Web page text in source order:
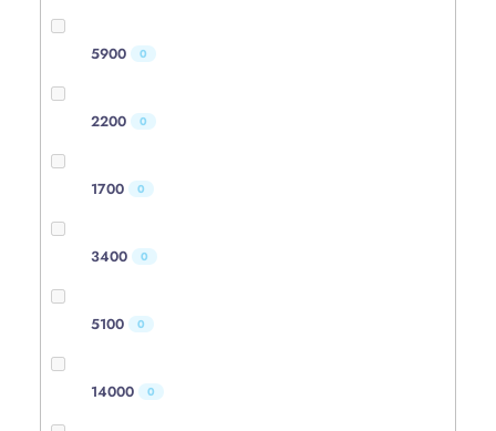
5900 0
2200 0
1700 0
3400 0
5100 0
14000 0